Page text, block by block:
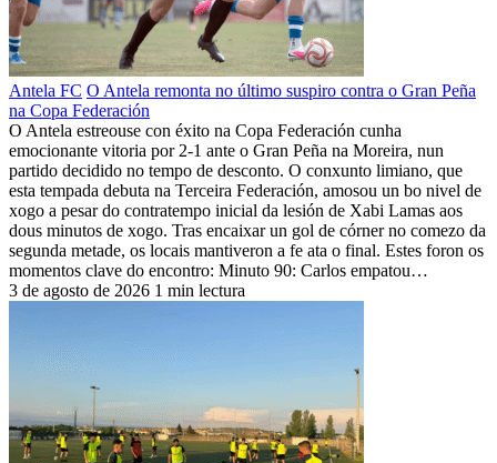
Antela FC O Antela remonta no último suspiro contra o Gran Peña
na Copa Federación
O Antela estreouse con éxito na Copa Federación cunha
emocionante vitoria por 2-1 ante o Gran Peña na Moreira, nun
partido decidido no tempo de desconto. O conxunto limiano, que
esta tempada debuta na Terceira Federación, amosou un bo nivel de
xogo a pesar do contratempo inicial da lesión de Xabi Lamas aos
dous minutos de xogo. Tras encaixar un gol de córner no comezo da
segunda metade, os locais mantiveron a fe ata o final. Estes foron os
momentos clave do encontro: Minuto 90: Carlos empatou…
3 de agosto de 2026 1 min lectura